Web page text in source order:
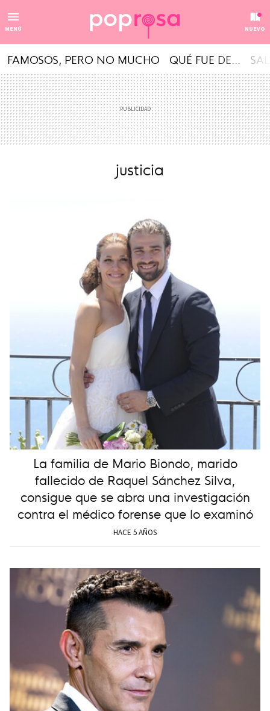
MENÚ NUEVO
FAMOSOS, PERO NO MUCHO QUÉ FUE DE...
justicia
La familia de Mario Biondo, marido
fallecido de Raquel Sánchez Silva,
consigue que se abra una investigación
contra el médico forense que lo examinó
HACE 5 AÑOS